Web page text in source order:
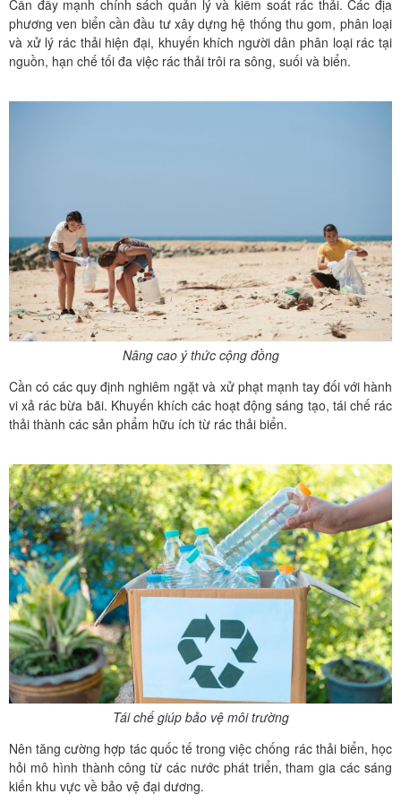
Cần đẩy mạnh chính sách quản lý và kiểm soát rác thải. Các địa
phương ven biển cần đầu tư xây dựng hệ thống thu gom, phân loại
và xử lý rác thải hiện đại, khuyến khích người dân phân loại rác tại
nguồn, hạn chế tối đa việc rác thải trôi ra sông, suối và biển.
Nâng cao ý thức cộng đồng
Cần có các quy định nghiêm ngặt và xử phạt mạnh tay đối với hành
vi xả rác bừa bãi. Khuyến khích các hoạt động sáng tạo, tái chế rác
thải thành các sản phẩm hữu ích từ rác thải biển.
Tái chế giúp bảo vệ môi trường
Nên tăng cường hợp tác quốc tế trong việc chống rác thải biển, học
hỏi mô hình thành công từ các nước phát triển, tham gia các sáng
kiến khu vực về bảo vệ đại dương.